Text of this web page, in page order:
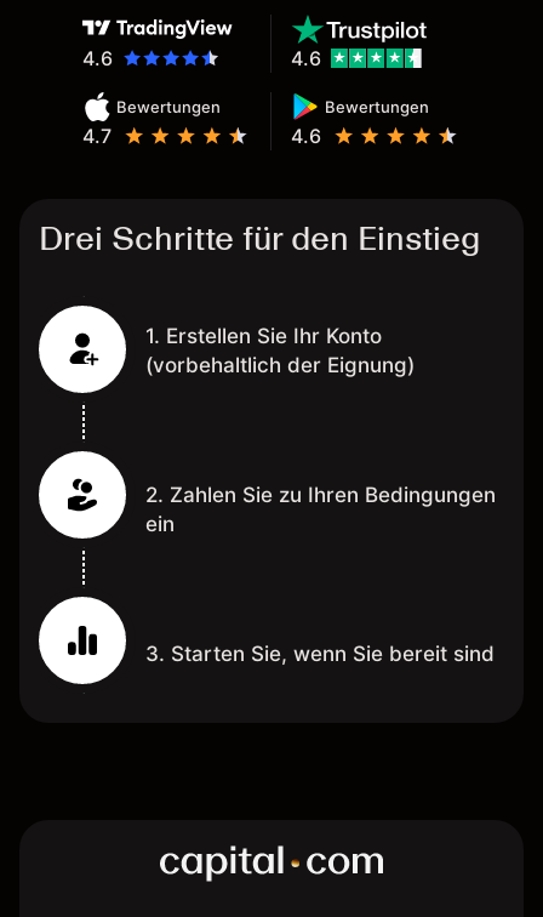
4.6
Bewertungen
4.7
Bewertungen
4.6
4.6
Drei Schritte für den Einstieg
1. Erstellen Sie Ihr Konto
(vorbehaltlich der Eignung)
2. Zahlen Sie zu Ihren Bedingungen
ein
3. Starten Sie, wenn Sie bereit sind